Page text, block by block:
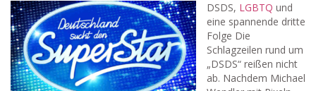
DSDS, LGBTQ und
eine spannende dritte
Folge Die
Schlagzeilen rund um
„DSDS“ reißen nicht
ab. Nachdem Michael